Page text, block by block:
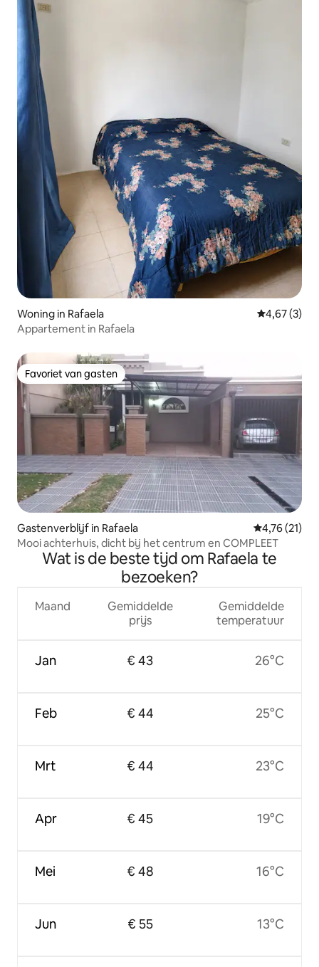
Woning in Rafaela
4,67 (3)
Appartement in Rafaela
Favoriet van gasten
Favoriet van gasten
Gastenverblijf in Rafaela Gemiddelde
4,76 (21)
Mooi achterhuis, dicht bij het centrum en COMPLEET
Wat is de beste tijd om Rafaela te
bezoeken?
Maand
Jan
Feb
Mrt
Apr
Mei
Jun
Gemiddelde
prijs
€ 43
€ 44
€ 44
€ 45
€ 48
€ 55
Gemiddelde
temperatuur
26°C
25°C
23°C
19°C
16°C
13°C